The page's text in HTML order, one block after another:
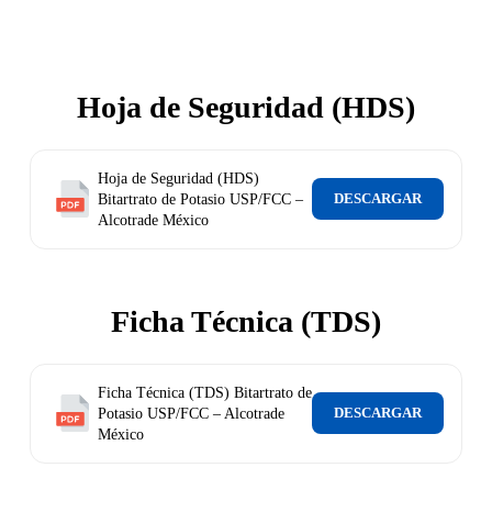
Hoja de Seguridad (HDS)
Hoja de Seguridad (HDS)
Bitartrato de Potasio USP/FCC –
Alcotrade México
DESCARGAR
Ficha Técnica (TDS)
Ficha Técnica (TDS) Bitartrato de
Potasio USP/FCC – Alcotrade
México
DESCARGAR